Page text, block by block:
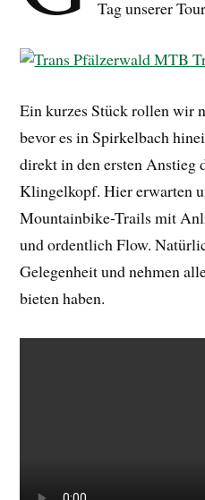
Tag unserer
Ein kurzes Stück rollen wir
bevor es in Spirkelbach
direkt in den ersten Anstieg
Klingelkopf. Hier erwarten
Mountainbike-Trails mit
und ordentlich Flow.
Gelegenheit und nehmen
bieten haben.